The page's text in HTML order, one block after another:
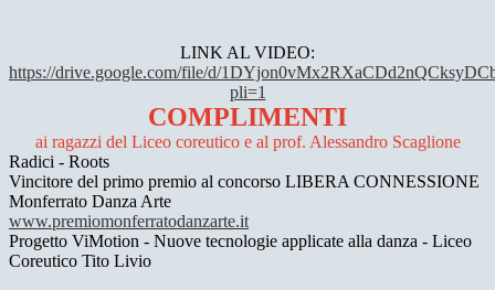
LINK AL VIDEO:
https://drive.google.com/file/d/
pli=1
COMPLIMENTI
ai ragazzi del Liceo coreutico e al prof. Alessandro Scaglione
Radici - Roots
Vincitore del primo premio al concorso LIBERA CONNESSIONE
Monferrato Danza Arte
www.premiomonferratodanzarte.it
Progetto ViMotion - Nuove tecnologie applicate alla danza - Liceo
Coreutico Tito Livio